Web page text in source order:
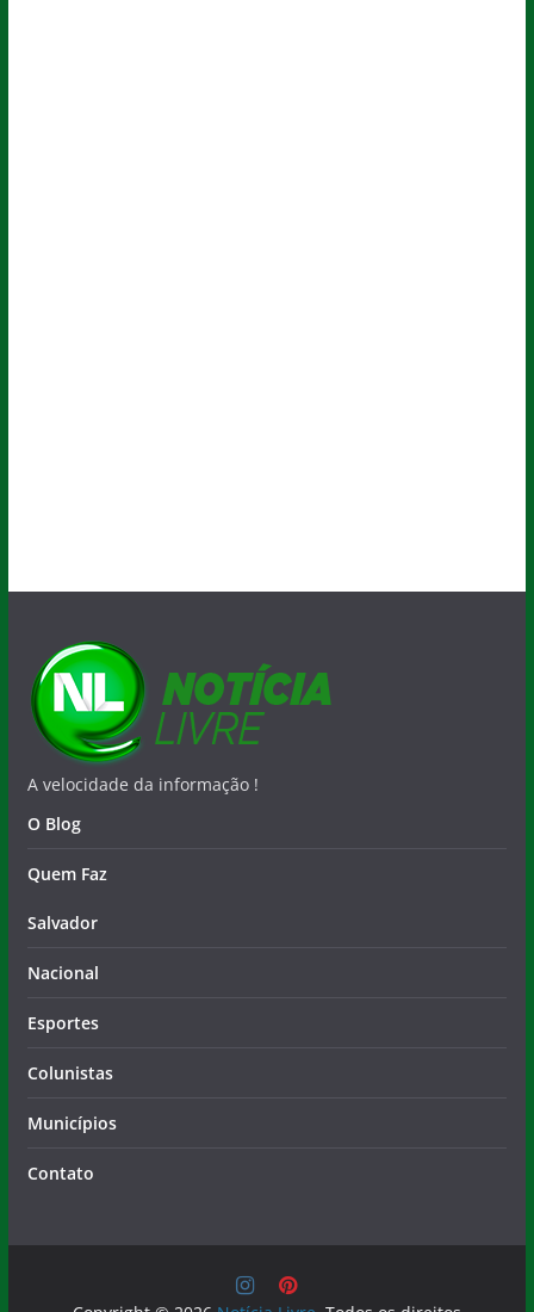
A velocidade da informação !
O Blog
Quem Faz
Salvador
Nacional
Esportes
Colunistas
Municípios
Contato